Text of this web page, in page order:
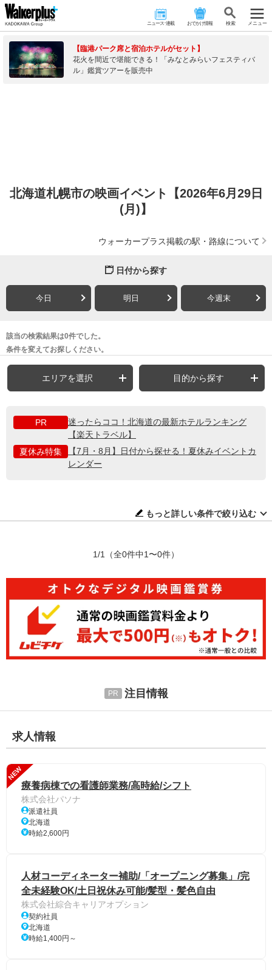
ニュース･連載 おでかけ情報 検 索 メニュー
【臨港パーク席と宿泊ホテルがセット】
花火を間近で堪能できる！「みなとみらいフェスティバ
ル」鑑賞ツアーを販売中
北海道札幌市の映画イベント【2026年6月29日
(月)】
ウォーカープラス掲載の駅・路線について
日付から探す
今日 明日 今週末
該当の検索結果は0件でした。
条件を変えてお探しください。
エリアを選択 目的から探す
PR
迷ったらココ！北海道の最新ホテルランキング
【楽天トラベル】
夏休み特集
【7月・8月】日付から探せる！夏休みイベントカ
レンダー
もっと詳しい条件で絞り込む
1/1 （全0件中1〜0件）
注目情報
求人情報
NEW
療養病棟での看護師業務/高時給/シフト
株式会社パソナ
派遣社員
北海道
時給2,600円
人材コーディネーター補助/「オープニング募集」/完
全未経験OK/土日祝休み可能/髪型・髪色自由
株式会社綜合キャリアオプション
契約社員
北海道
時給1,400円～